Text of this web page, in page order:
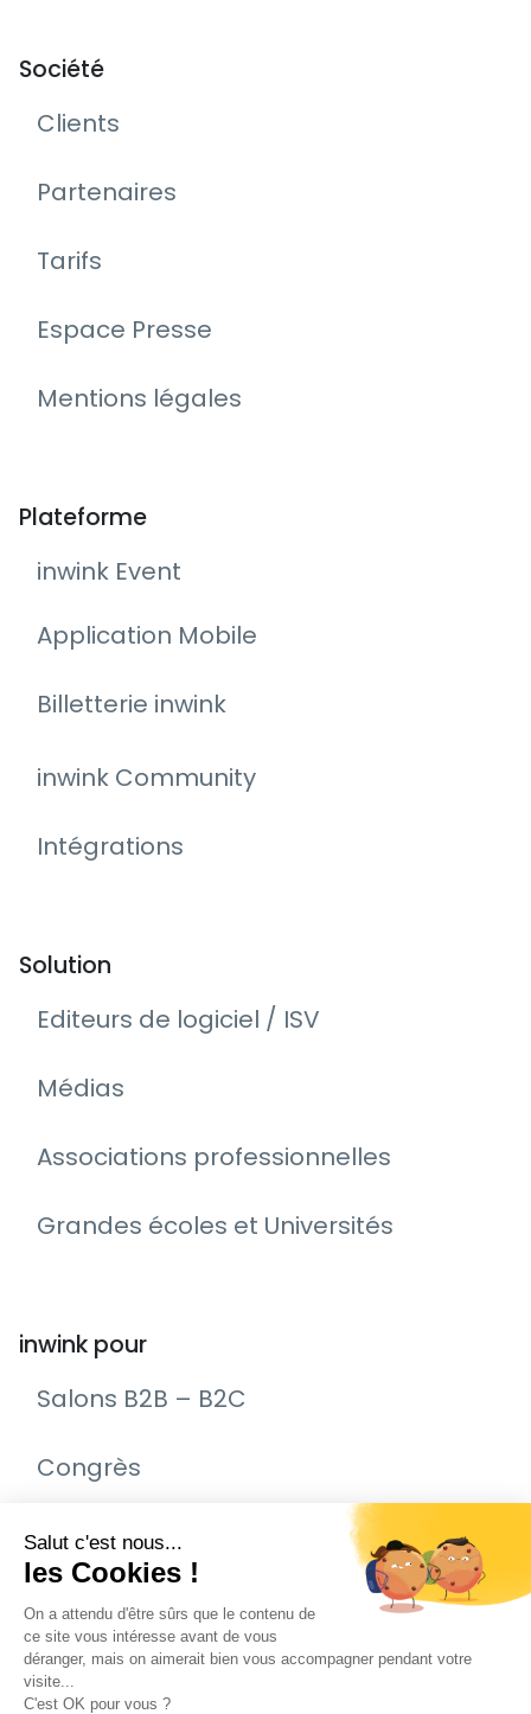
Société
Clients
Partenaires
Tarifs
Espace Presse
Mentions légales
Plateforme
inwink Event
Application Mobile
Billetterie inwink
inwink Community
Intégrations
Solution
Editeurs de logiciel / ISV
Médias
Associations professionnelles
Grandes écoles et Universités
inwink pour
Salons B2B – B2C
Congrès
Remise de prix – Awards
Journée Portes Ouvertes (JPO)